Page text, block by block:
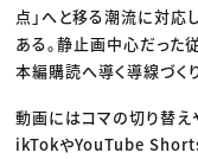
点」へと移る潮流に対応
ある。静止画中心だった
本編購読へ導く導線づく
動画にはコマの切り替え
ikTokやYouTube